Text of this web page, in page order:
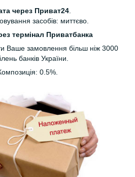
через Приват24.
засобів: миттєво.
термінал Приватбанка
Ваше замовлення більш ніж 3000
банків України.
0.5%.